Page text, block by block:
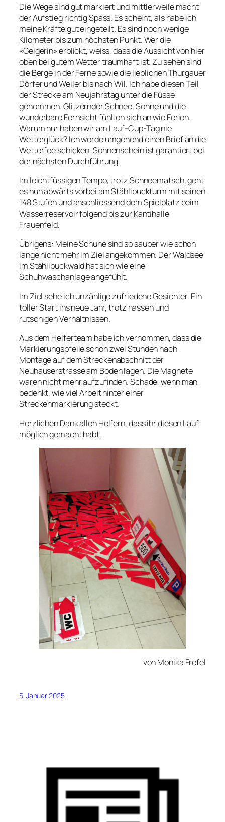
Die Wege sind gut markiert und mittlerweile macht
der Aufstieg richtig Spass. Es scheint, als habe ich
meine Kräfte gut eingeteilt. Es sind noch wenige
Kilometer bis zum höchsten Punkt. Wer die
«Geigerin» erblickt, weiss, dass die Aussicht von hier
oben bei gutem Wetter traumhaft ist. Zu sehen sind
die Berge in der Ferne sowie die lieblichen Thurgauer
Dörfer und Weiler bis nach Wil. Ich habe diesen Teil
der Strecke am Neujahrstag unter die Füsse
genommen. Glitzernder Schnee, Sonne und die
wunderbare Fernsicht fühlten sich an wie Ferien.
Warum nur haben wir am Lauf-Cup-Tag nie
Wetterglück? Ich werde umgehend einen Brief an die
Wetterfee schicken. Sonnenschein ist garantiert bei
der nächsten Durchführung!
Im leichtfüssigen Tempo, trotz Schneematsch, geht
es nun abwärts vorbei am Stählibuckturm mit seinen
148 Stufen und anschliessend dem Spielplatz beim
Wasserreservoir folgend bis zur Kantihalle
Frauenfeld.
Übrigens: Meine Schuhe sind so sauber wie schon
lange nicht mehr im Ziel angekommen. Der Waldsee
im Stählibuckwald hat sich wie eine
Schuhwaschanlage angefühlt.
Im Ziel sehe ich unzählige zufriedene Gesichter. Ein
toller Start ins neue Jahr, trotz nassen und
rutschigen Verhältnissen.
Aus dem Helferteam habe ich vernommen, dass die
Markierungspfeile schon zwei Stunden nach
Montage auf dem Streckenabschnitt der
Neuhauserstrasse am Boden lagen. Die Magnete
waren nicht mehr aufzufinden. Schade, wenn man
bedenkt, wie viel Arbeit hinter einer
Streckenmarkierung steckt.
Herzlichen Dank allen Helfern, dass ihr diesen Lauf
möglich gemacht habt.
von Monika Frefel
5. Januar 2025